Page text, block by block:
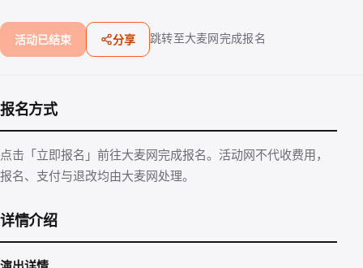
活动已结束 分享 跳转至大麦网完成报名
报名方式
点击「立即报名」前往大麦网完成报名。活动网不代收费用，
报名、支付与退改均由大麦网处理。
详情介绍